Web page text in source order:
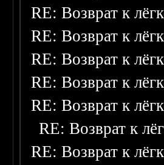
RE: Возврат к
RE: Возврат к
RE: Возврат к
RE: Возврат к
RE: Возврат к
RE: Возврат к
RE: Возврат к